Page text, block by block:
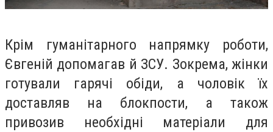
Крім гуманітарного напрямку роботи,
Євгеній допомагав й ЗСУ. Зокрема, жінки
готували гарячі обіди, а чоловік їх
доставляв на блокпости, а також
привозив необхідні матеріали для